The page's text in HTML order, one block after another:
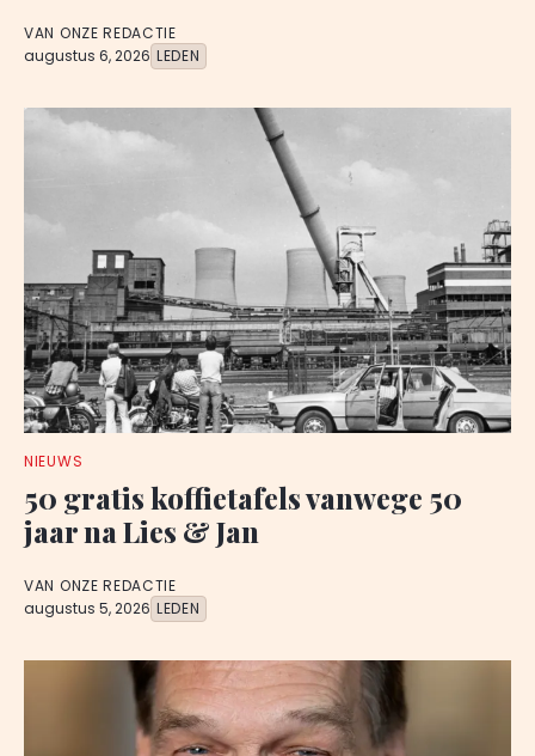
VAN ONZE REDACTIE
augustus 6, 2026 LEDEN
NIEUWS
50 gratis koffietafels vanwege 50
jaar na Lies & Jan
VAN ONZE REDACTIE
augustus 5, 2026 LEDEN